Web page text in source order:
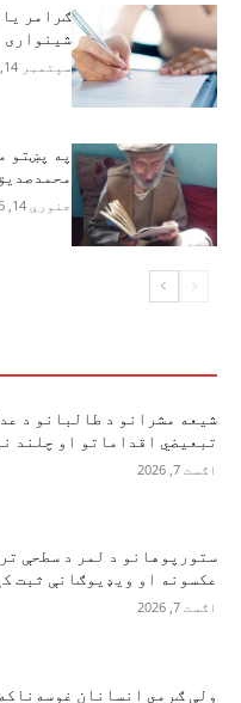
ګرامر
شینواری
سپتمبر 14, 2019
په پښتو
جنوري 14, 2026
شیعه مشرانو د طالبانو د
تبعیضي اقداماتو او چلند
اګست 7, 2026
ستورپوهانو د لمر د سطحې
عکسونه او ویډیوګانې ثبت
اګست 7, 2026
ولې ګرمي انسانان